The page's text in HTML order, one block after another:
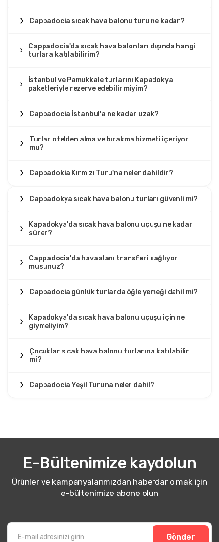
Cappadocia sıcak hava balonu turu ne kadar?
Cappadocia'da sıcak hava balonları dışında hangi
turlara katılabilirim?
İstanbul ve Pamukkale turlarını Kapadokya
paketleriyle rezerve edebilir miyim?
Cappadocia İstanbul'a ne kadar uzak?
Turlar otelden alma ve bırakma hizmeti içeriyor
mu?
Cappadokia Kırmızı Turu'na neler dahildir?
Cappadokya sıcak hava balonu turları güvenli mi?
Kapadokya'da sıcak hava balonu uçuşu ne kadar
sürer?
Cappadocia'da havaalanı transferi sağlıyor
musunuz?
Cappadocia günlük turlarda öğle yemeği dahil mi?
Kapadokya'da sıcak hava balonu uçuşu için ne
giymeliyim?
Çocuklar sıcak hava balonu turlarına katılabilir
mi?
Cappadocia Yeşil Turuna neler dahil?
E-Bültenimize kaydolun
Ürünler ve kampanyalarımızdan haberdar olmak için
e-bültenimize abone olun
Gönder